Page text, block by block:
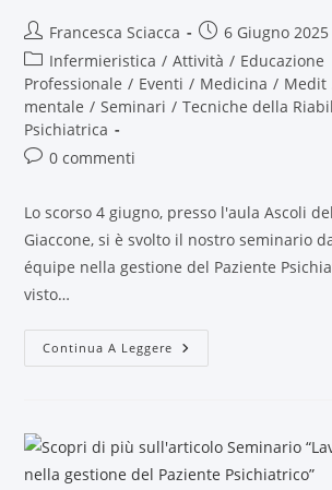
Francesca Sciacca
6 Giugno 2025
Infermieristica / Attività / Educazione
Professionale / Eventi / Medicina / Medit
mentale / Seminari / Tecniche della
Psichiatrica
0 commenti
Lo scorso 4 giugno, presso l'aula Ascoli
Giaccone, si è svolto il nostro seminario
équipe nella gestione del Paziente
visto…
Continua A Leggere